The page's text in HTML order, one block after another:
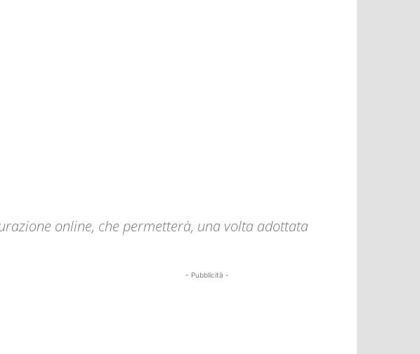
online, che permetterà, una volta adottata
- Pubblicità -